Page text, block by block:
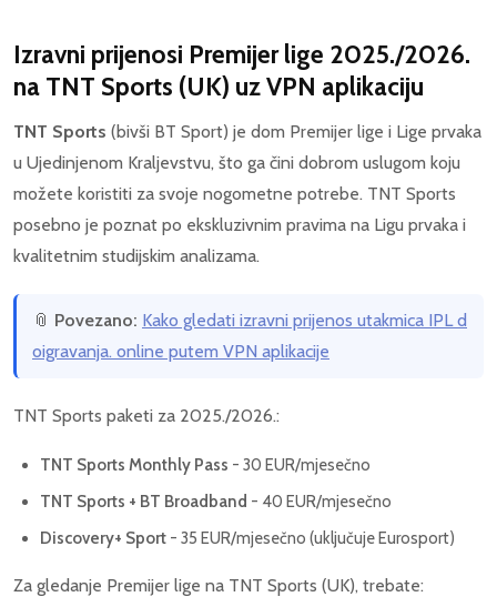
Izravni prijenosi Premijer lige 2025./2026.
na TNT Sports (UK) uz VPN aplikaciju
TNT Sports (bivši BT Sport) je dom Premijer lige i Lige prvaka
u Ujedinjenom Kraljevstvu, što ga čini dobrom uslugom koju
možete koristiti za svoje nogometne potrebe. TNT Sports
posebno je poznat po ekskluzivnim pravima na Ligu prvaka i
kvalitetnim studijskim analizama.
📎 Povezano: Kako gledati izravni prijenos utakmica IPL d
oigravanja. online putem VPN aplikacije
TNT Sports paketi za 2025./2026.:
TNT Sports Monthly Pass - 30 EUR/mjesečno
TNT Sports + BT Broadband - 40 EUR/mjesečno
Discovery+ Sport - 35 EUR/mjesečno (uključuje Eurosport)
Za gledanje Premijer lige na TNT Sports (UK), trebate: